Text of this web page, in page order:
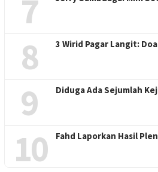
7
8 3 Wirid Pagar Langit:
9 Diduga Ada Sejumlah
10 Fahd Laporkan Hasil